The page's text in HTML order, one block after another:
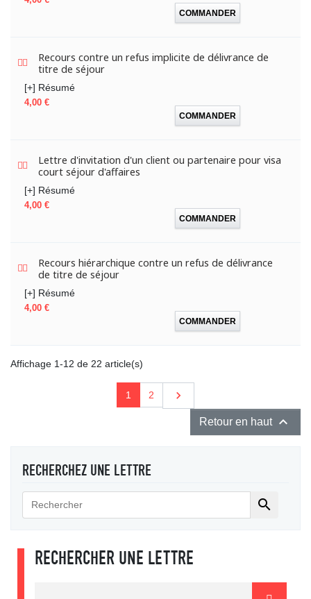
COMMANDER
Recours contre un refus implicite de délivrance de
titre de séjour
[+] Résumé
Prix
4,00 €
COMMANDER
Lettre d'invitation d'un client ou partenaire pour visa
court séjour d'affaires
[+] Résumé
Prix
4,00 €
COMMANDER
Recours hiérarchique contre un refus de délivrance
de titre de séjour
[+] Résumé
Prix
4,00 €
COMMANDER
Affichage 1-12 de 22 article(s)
1 2 Suivant

Retour en haut 
RECHERCHEZ UNE LETTRE

RECHERCHER UNE LETTRE